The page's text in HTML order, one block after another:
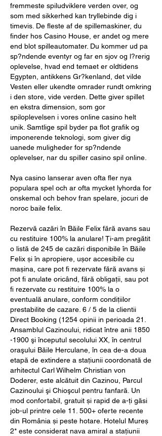
fremmeste spiludviklere verden over, og
som med sikkerhed kan tryllebinde dig i
timevis. De fleste af de spillemaskiner, du
finder hos Casino House, er andet og mere
end blot spilleautomater. Du kommer ud pa
sp?ndende eventyr og far en sjov og l?rerig
oplevelse, hvad end temaet er oldtidens
Egypten, antikkens Gr?kenland, det vilde
Vesten eller ukendte omrader rundt omkring
i den store, vide verden. Dette giver spillet
en ekstra dimension, som gor
spiloplevelsen i vores online casino helt
unik. Samtlige spil byder pa flot grafik og
imponerende teknologi, som giver dig
uanede muligheder for sp?ndende
oplevelser, nar du spiller casino spil online.
Nya casino lanserar aven ofta fler nya
populara spel och ar ofta mycket lyhorda for
onskemal och behov fran spelare, jocuri de
noroc baile felix.
Rezervă cazări în Băile Felix fără avans sau
cu restituire 100% la anulare! Ți-am pregătit
o listă de 245 de cazări disponibile în Băile
Felix și în apropiere, ușor accesibile cu
mașina, care pot fi rezervate fără avans și
pot fi anulate oricând, fără obligații, sau pot
fi rezervate cu restituire 100% la o
eventuală anulare, conform condițiilor
prestabilite de cazare. 6 / 5 de la clientii
Direct Booking (1254 opinii in perioada 21.
Ansamblul Cazinoului, ridicat între anii 1850
-1900 şi începutul secolului XX, în centrul
oraşului Băile Herculane, în cea de-a doua
etapă de extindere a staţiunii coordonată de
arhitectul Carl Wilhelm Christian von
Doderer, este alcătuit din Cazinou, Parcul
Cazinoului şi Chioşcul pentru fanfară. Un
mod confortabil, gratuit și rapid de a-ți găsi
job-ul printre cele 11. 500+ oferte recente
din România și peste hotare. Hotelul Mureș
2* este considerat nava amiral a staţiunii